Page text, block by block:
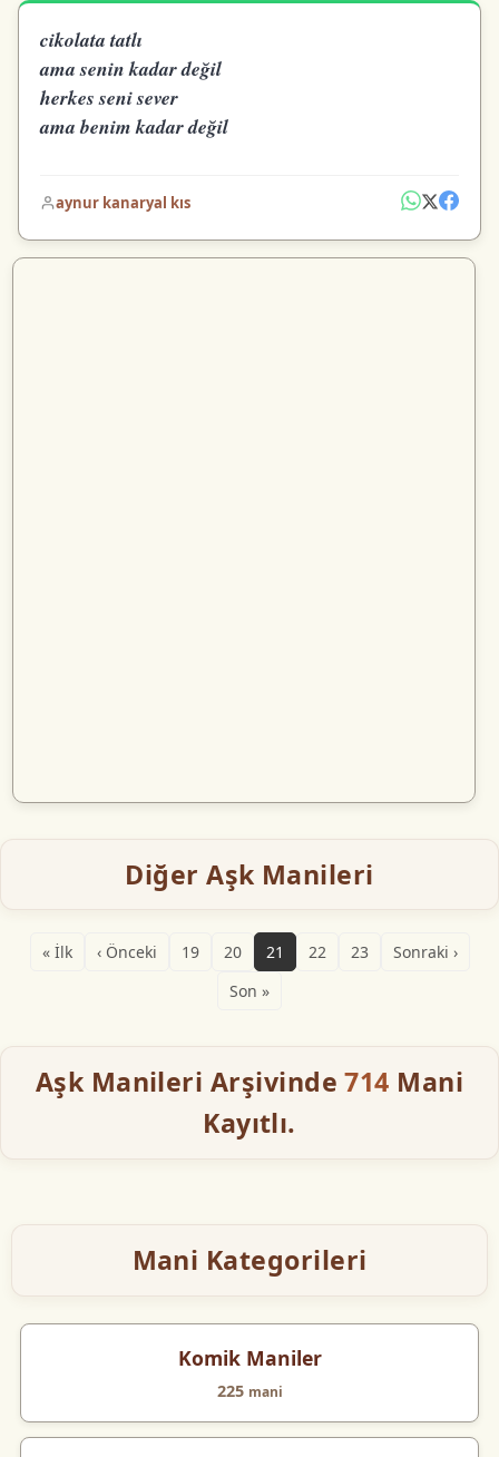
cikolata tatlı
ama senin kadar değil
herkes seni sever
ama benim kadar değil
aynur kanaryal kıs
Diğer Aşk Manileri
« İlk ‹ Önceki 19 20 21 22 23
Sonraki ›
Son »
Aşk Manileri Arşivinde714 Mani
Kayıtlı.
Mani Kategorileri
Komik Maniler
225 mani